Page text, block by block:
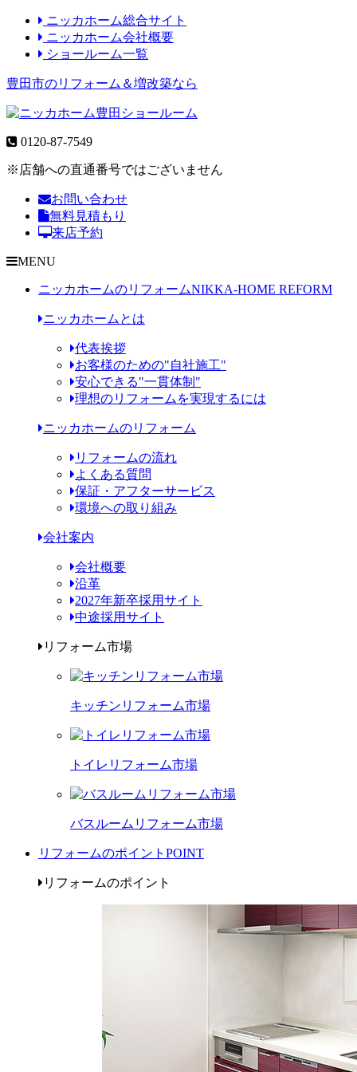
ニッカホーム総合サイト
ニッカホーム会社概要
ショールーム一覧
豊田市のリフォーム＆増改築なら
0120-87-7549
※店舗への直通番号ではございません
お問い合わせ
無料見積もり
来店予約
MENU
ニッカホームのリフォームNIKKA-HOME REFORM
ニッカホームとは
代表挨拶
お客様のための"自社施工"
安心できる"一貫体制"
理想のリフォームを実現するには
ニッカホームのリフォーム
リフォームの流れ
よくある質問
保証・アフターサービス
環境への取り組み
会社案内
会社概要
沿革
2027年新卒採用サイト
中途採用サイト
リフォーム市場
キッチンリフォーム市場
トイレリフォーム市場
バスルームリフォーム市場
リフォームのポイント POINT
リフォームのポイント